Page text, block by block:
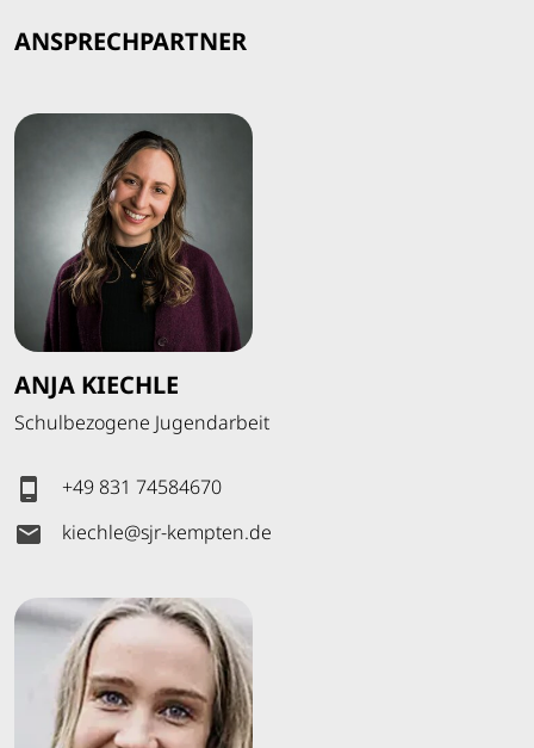
ANSPRECHPARTNER
ANJA KIECHLE
Schulbezogene Jugendarbeit
+49 831 74584670
kiechle@sjr-kempten.de